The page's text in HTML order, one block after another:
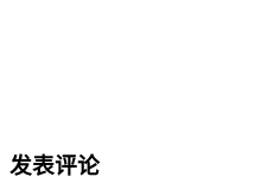
发表评论